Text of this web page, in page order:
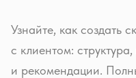
Узнайте, как создать
с клиентом:
и рекомендации.